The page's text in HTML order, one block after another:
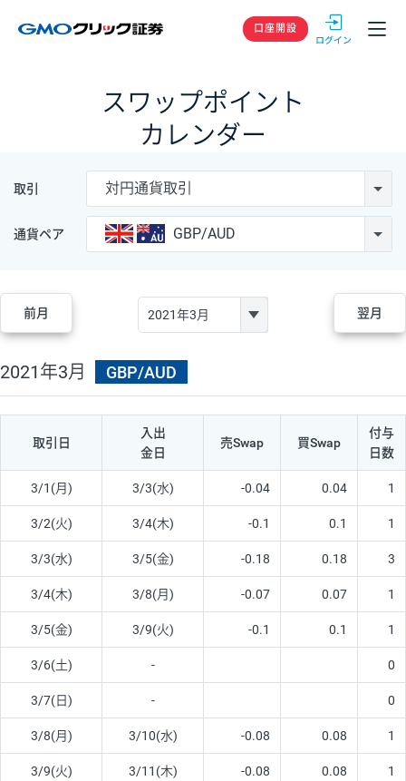
GMOクリック
口座開設
スワップポイント
カレンダー
取引 対円通貨取引
通貨ペア GBP/AUD
前月 翌月
2021年3月 GBP/AUD
取引日
入出
金日
売Swap 買Swap
付与
日数
3/1(月) 3/3(水) -0.04 0.04 1
3/2(火) 3/4(木) -0.1 0.1 1
3/3(水) 3/5(金) -0.18 0.18 3
3/4(木) 3/8(月) -0.07 0.07 1
3/5(金) 3/9(火) -0.1 0.1 1
3/6(土) - 0
3/7(日) - 0
3/8(月) 3/10(水) -0.08 0.08 1
3/9(火) 3/11(木) -0.08 0.08 1